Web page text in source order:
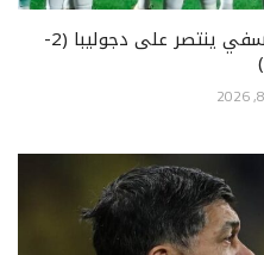
كأس الكونفدرالية.. أولمبيك آسفي ينتصر على دجوليبا (2-